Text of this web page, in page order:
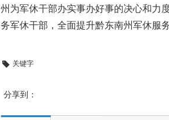
州为军休干部办实事办好事的决心和力
务军休干部，全面提升黔东南州军休服务
关键字
分享到：